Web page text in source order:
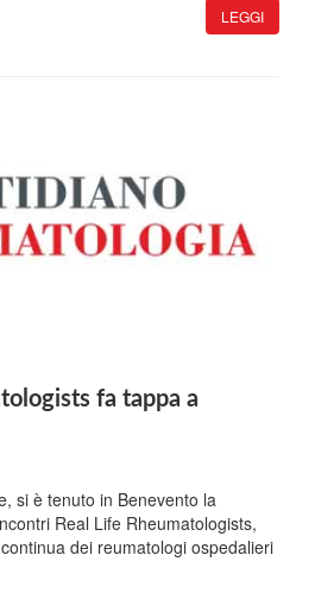
LEGGI
fa tappa a
si è tenuto in Benevento la
Real Life Rheumatologists,
dei reumatologi ospedalieri